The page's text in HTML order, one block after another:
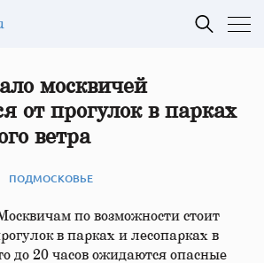
москвичей
от прогулок в парках
ветра
ПОДМОСКОВЬЕ
по возможности стоит
в парках и лесопарках в
до 20 часов ожидаются опасные